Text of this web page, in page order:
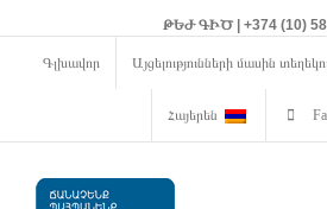
ԹԵԺ ԳԻԾ | +374 (10)
Գլխավոր Այցելությունների մասին
Հայերեն